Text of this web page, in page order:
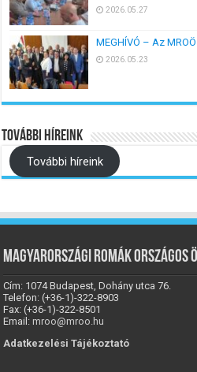
2026.05.27
MEGHÍVÓ – Az
2026.05.23
További híreink
További híreink
Magyarországi Romák Országos
Cím: 1074 Budapest, Dohány utca 76.
Telefon: (+36-1)-322-8903
Fax: (+36-1)-322-8501
Email:mroo@mroo.hu
Adatkezelési Tájékoztató